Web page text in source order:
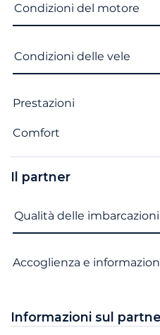
Condizioni del motore
Condizioni delle vele
Prestazioni
Comfort
Il partner
Nome del criterio Voto
Qualità delle imbarcazioni
Accoglienza e
Informazioni sul